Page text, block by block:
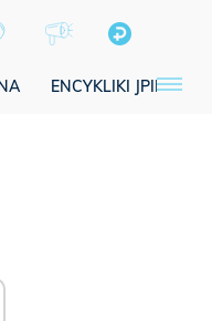
ENCYKLIKI JPII